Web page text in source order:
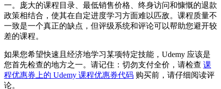
一。庞大的课程目录、最低销售价格、终身访问和慷慨的退款
政策相结合，使其在自定进度学习方面难以匹敌。课程质量不
一致是一个真正的缺点，但评级系统和评论可以帮助您避开较
差的课程。
如果您希望快速且经济地学习某项特定技能，Udemy 应该是
您首先检查的地方之一。请记住：切勿支付全价，请检查 课
程优惠券上的 Udemy 课程优惠券代码 购买前，请仔细阅读评
论。